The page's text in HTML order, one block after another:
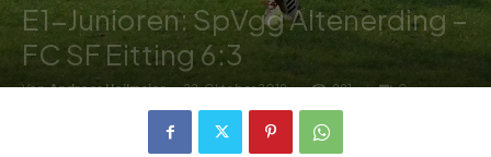
E1-Junioren: SpVgg Altenerding –
FC SF Eitting 6:3
Von Andreas Heilmaier - 22. Oktober 2019 991 0